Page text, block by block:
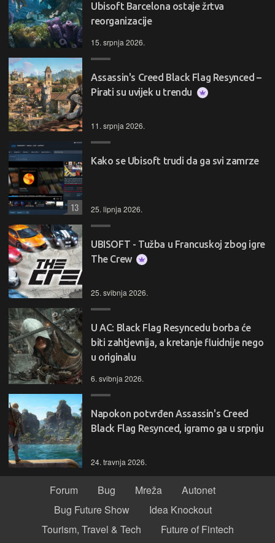
Ubisoft Barcelona ostaje žrtva
reorganizacije
15. srpnja 2026.
Assassin's Creed Black Flag Resynced –
Pirati su uvijek u trendu
11. srpnja 2026.
Kako se Ubisoft trudi da ga svi zamrze
25. lipnja 2026.
13
UBISOFT - Tužba u Francuskoj zbog igre
The Crew
25. svibnja 2026.
U AC: Black Flag Resyncedu borba će
biti zahtjevnija, a kretanje fluidnije nego
u originalu
6. svibnja 2026.
Napokon potvrđen Assassin's Creed
Black Flag Resynced, igramo ga u srpnju
24. travnja 2026.
Forum Bug Mreža
Autonet
Bug Future Show
Idea Knockout
Tourism, Travel & Tech
Future of Fintech